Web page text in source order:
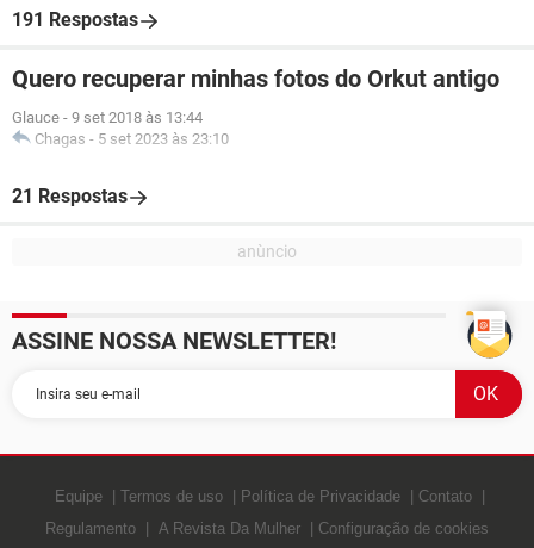
191 Respostas
Quero recuperar minhas fotos do Orkut antigo
Glauce - 9 set 2018 às 13:44
Chagas - 5 set 2023 às 23:10
21 Respostas
ASSINE NOSSA NEWSLETTER!
Equipe Termos de uso Política de Privacidade
Contato
Regulamento
A Revista Da Mulher Configuração de cookies